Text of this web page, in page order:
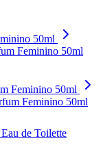
50ml
Feminino 50ml
Feminino 50ml
Feminino 50ml
de Toilette